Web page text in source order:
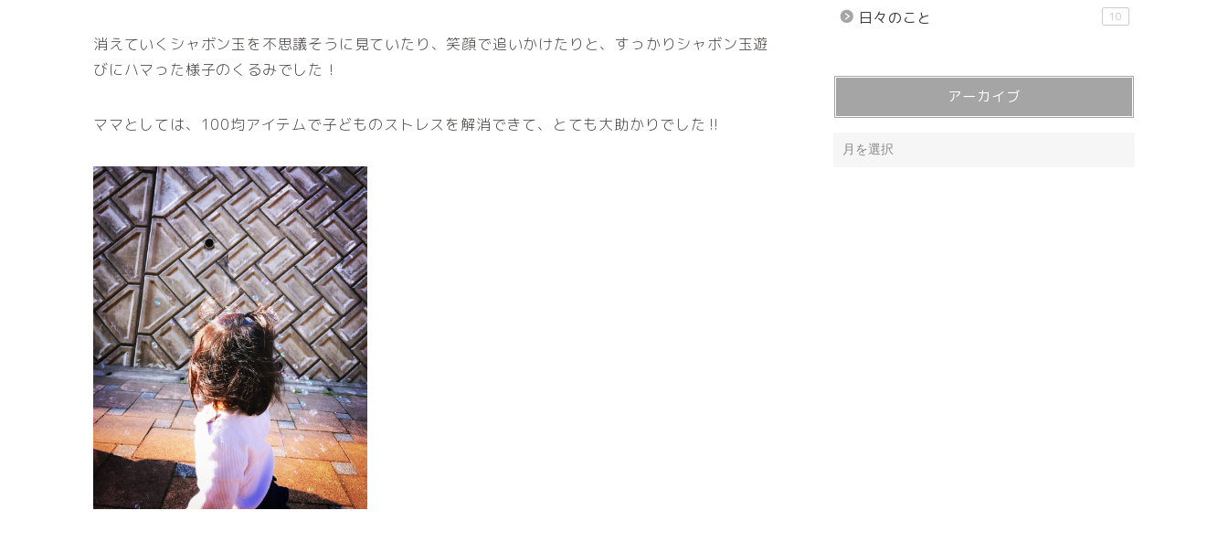
消えていくシャボン玉を不思議そうに見ていたり、笑顔で追いかけたりと、すっかりシャボン玉遊
びにハマった様子のくるみでした！
ママとしては、100均アイテムで子どものストレスを解消できて、とても大助かりでした‼
日々のこと 10
アーカイブ